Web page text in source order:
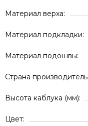
Материал верха
Материал подкладки
Материал подошвы
Страна производитель
Высота каблука (мм)
Цвет